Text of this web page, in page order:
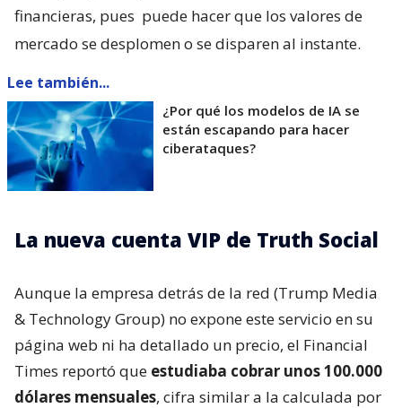
financieras, pues puede hacer que los valores de
mercado se desplomen o se disparen al instante.
Lee también...
¿Por qué los modelos de IA se
están escapando para hacer
ciberataques?
La nueva cuenta VIP de Truth Social
Aunque la empresa detrás de la red (Trump Media
& Technology Group) no expone este servicio en su
página web ni ha detallado un precio, el Financial
Times reportó que estudiaba cobrar unos 100.000
dólares mensuales, cifra similar a la calculada por